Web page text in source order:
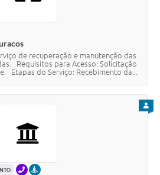
de recuperação e manutenção das
Requisitos para Acesso: Solicitação
Etapas do Serviço: Recebimento da...
TELEFONEPRESENCIAL